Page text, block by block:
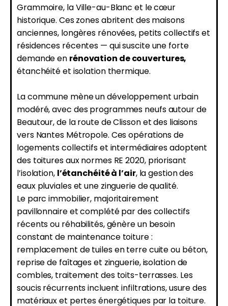
Grammoire, la Ville-au-Blanc et le cœur
historique. Ces zones abritent des maisons
anciennes, longères rénovées, petits collectifs et
résidences récentes — qui suscite une forte
demande en rénovation de couvertures,
étanchéité et isolation thermique.
La commune mène un développement urbain
modéré, avec des programmes neufs autour de
Beautour, de la route de Clisson et des liaisons
vers Nantes Métropole. Ces opérations de
logements collectifs et intermédiaires adoptent
des toitures aux normes RE 2020, priorisant
l’isolation, l’étanchéité à l’air, la gestion des
eaux pluviales et une zinguerie de qualité.
Le parc immobilier, majoritairement
pavillonnaire et complété par des collectifs
récents ou réhabilités, génère un besoin
constant de maintenance toiture :
remplacement de tuiles en terre cuite ou béton,
reprise de faîtages et zinguerie, isolation de
combles, traitement des toits-terrasses. Les
soucis récurrents incluent infiltrations, usure des
matériaux et pertes énergétiques par la toiture.